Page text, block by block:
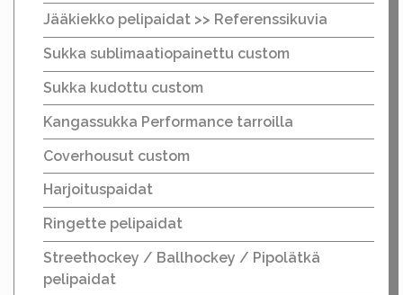
Jääkiekko pelipaidat >> Referenssikuvia
Sukka sublimaatiopainettu custom
Sukka kudottu custom
Kangassukka Performance tarroilla
Coverhousut custom
Harjoituspaidat
Ringette pelipaidat
Streethockey / Ballhockey / Pipolätkä
pelipaidat